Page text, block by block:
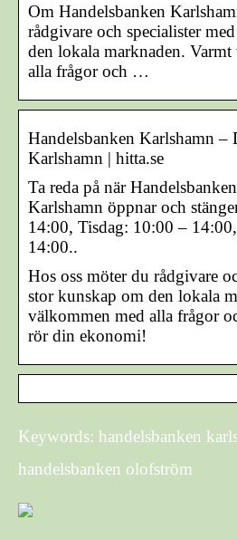
Om Handelsbanken
rådgivare och specialister
den lokala marknaden.
alla frågor och …
Handelsbanken Karlshamn –
Karlshamn | hitta.se
Ta reda på när
Karlshamn öppnar och
14:00, Tisdag: 10:00 –
14:00..
Hos oss möter du rådgivare
stor kunskap om den lokala
välkommen med alla frågor
rör din ekonomi!
Keywords: handelsbanken
handelsbanken olofström